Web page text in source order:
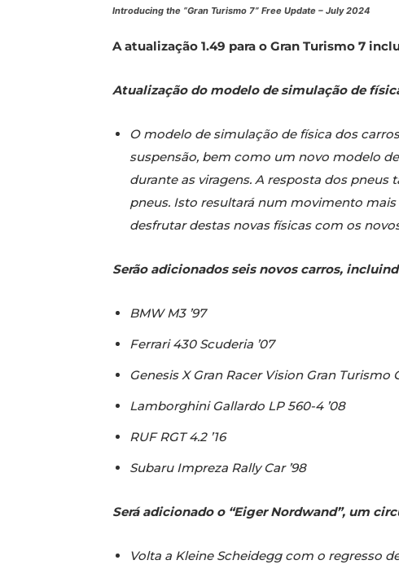
Introducing the “Gran Turismo 7” Free Update – July 2024
A atualização 1.49 para o Gran Turismo 7
Atualização do modelo de simulação de
O modelo de simulação de física dos
suspensão, bem como um novo modelo
durante as viragens. A resposta dos
pneus. Isto resultará num movimento
desfrutar destas novas físicas com os
Serão adicionados seis novos carros,
BMW M3 ’97
Ferrari 430 Scuderia ’07
Genesis X Gran Racer Vision Gran Turismo
Lamborghini Gallardo LP 560-4 ’08
RUF RGT 4.2 ’16
Subaru Impreza Rally Car ’98
Será adicionado o “Eiger Nordwand”, um
Volta a Kleine Scheidegg com o regresso